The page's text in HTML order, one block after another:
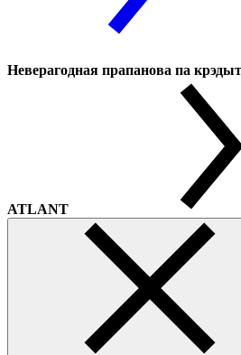
Неверагодная прапанова па
ATLANT